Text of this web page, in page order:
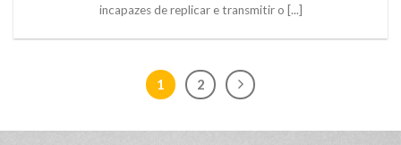
incapazes de replicar e transmitir o [...]
1 2